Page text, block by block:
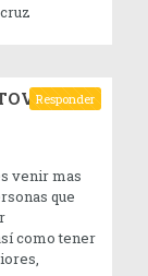
dice:
venir mas
que
como tener
Responder